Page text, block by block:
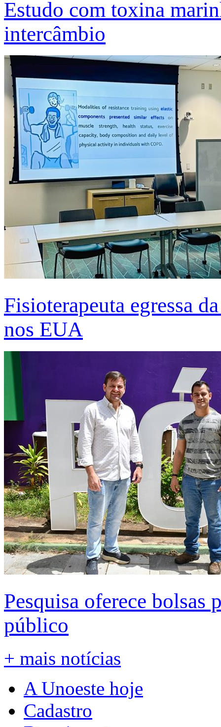
Estudo com toxina
intercâmbio
Fisioterapeuta egressa
nos EUA
Pesquisa oferece bolsas
público
+ mais notícias
A Unoeste hoje
Cadastro